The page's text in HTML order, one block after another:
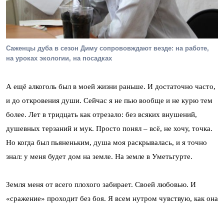
Саженцы дуба в сезон Диму сопрововждают везде: на работе,
на уроках экологии, на посадках
А ещё алкоголь был в моей жизни раньше. И достаточно часто,
и до откровения души. Сейчас я не пью вообще и не курю тем
более. Лет в тридцать как отрезало: без всяких внушений,
душевных терзаний и мук. Просто понял – всё, не хочу, точка.
Но когда был пьяненьким, душа моя раскрывалась, и я точно
знал: у меня будет дом на земле. На земле в Уметьгурте.
Земля меня от всего плохого забирает. Своей любовью. И
«сражение» проходит без боя. Я всем нутром чувствую, как она